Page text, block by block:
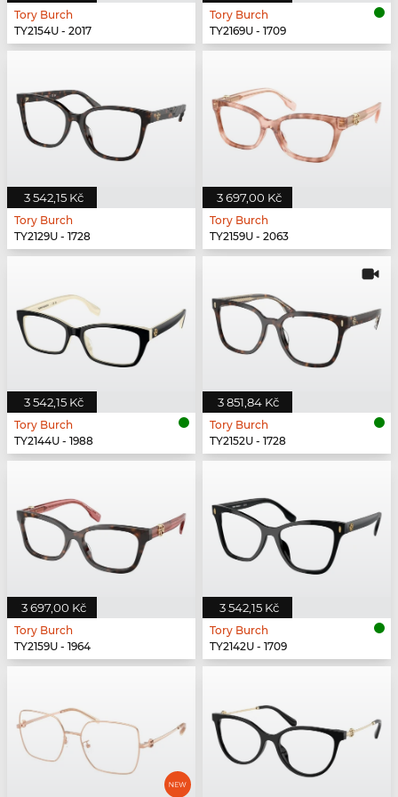
Tory Burch
TY2154U - 2017
Tory Burch
TY2169U - 1709
3 542,15 Kč
Tory Burch
TY2129U - 1728
3 697,00 Kč
Tory Burch
TY2159U - 2063
3 542,15 Kč
Tory Burch
TY2144U - 1988
3 851,84 Kč
Tory Burch
TY2152U - 1728
3 697,00 Kč
Tory Burch
TY2159U - 1964
3 542,15 Kč
Tory Burch
TY2142U - 1709